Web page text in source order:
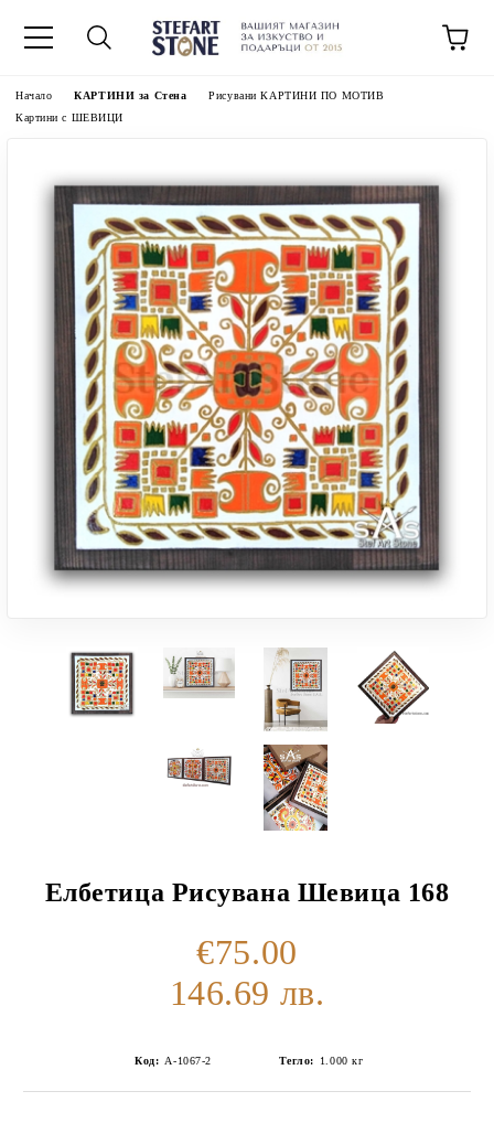
Начало КАРТИНИ за Стена
Рисувани КАРТИНИ ПО МОТИВ
Картини с ШЕВИЦИ
Елбетица Рисувана Шевица 168
€75.00
146.69 лв.
Код: А-1067-2 Тегло: 1.000 кг